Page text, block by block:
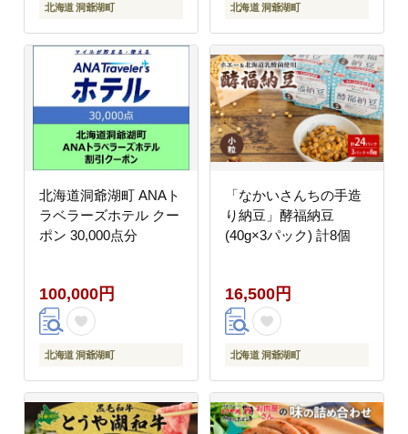
北海道 洞爺湖町 北海道 洞爺湖町
北海道洞爺湖町 ANAト
ラベラーズホテル クー
ポン 30,000点分
100,000円
北海道 洞爺湖町
「なかいさんちの手造
り納豆」酵福納豆
(40g×3パック) 計8個
16,500円
北海道 洞爺湖町